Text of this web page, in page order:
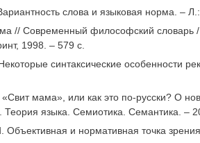
слова и языковая норма. –
// Современный философский словарь
1998. – 579 с.
синтаксические особенности
«Свит мама», или как это по-русски? О
Теория языка. Семиотика. Семантика. –
. Объективная и нормативная точка